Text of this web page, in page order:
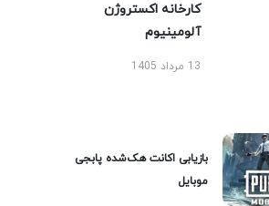
کارخانه اکستروژن
آلومینیوم
13 مرداد 1405
بازیابی اکانت هک‌شده پابجی
موبایل